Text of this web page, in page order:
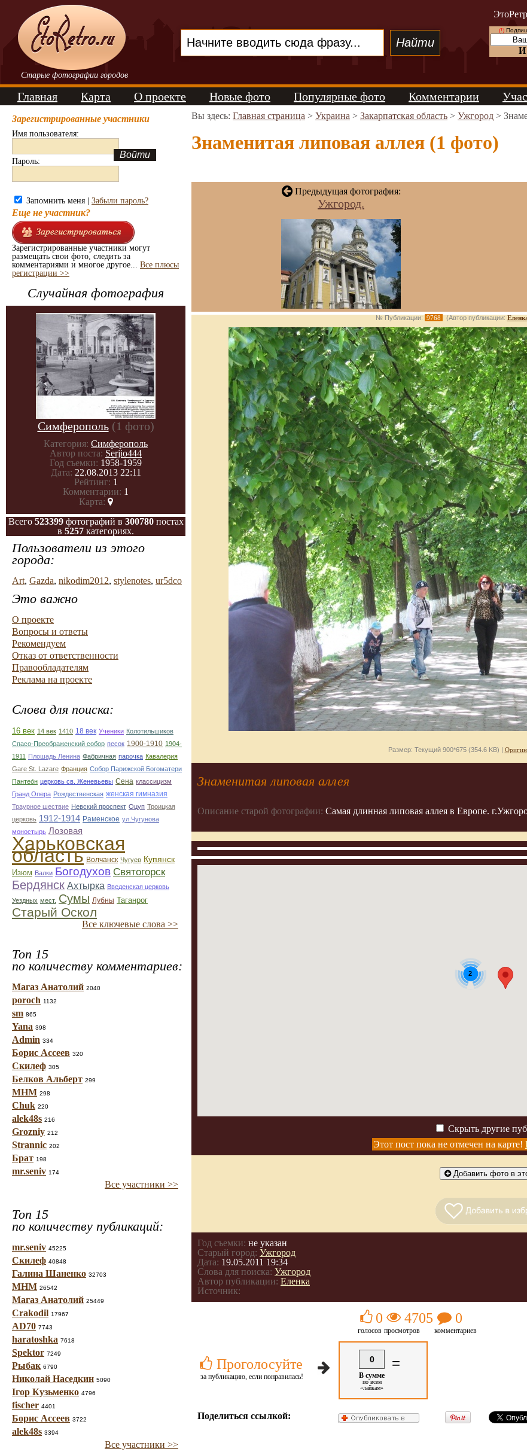
Старые фотографии городов
(!)
И
Главная Карта О проекте Новые фото Популярные фото Комментарии
Зарегистрированные участники
Имя пользователя:
Пароль:
Запомнить меня | Забыли пароль?
Еще не участник?
Зарегистрированные участники могут
размещать свои фото, следить за
комментариями и многое другое... Все плюсы
регистрации >>
Случайная фотография
Симферополь (1 фото)
Категория: Симферополь
Автор поста: Serjio444
Год съемки: 1958-1959
Дата: 22.08.2013 22:11
Рейтинг: 1
Комментарии: 1
Карта:
Всего 523399фотографий в 300780постах
в 5257 категориях.
Пользователи из этого
города:
Art, Gazda, nikodim2012, stylenotes, ur5dco
Это важно
О проекте
Вопросы и ответы
Рекомендуем
Отказ от ответственности
Правообладателям
Реклама на проекте
Слова для поиска:
16 век 14 век 1410 18 век Ученики Колотильшиков
Спасо-Преображенский собор песок 1900-1910 1904-
1911 Плошадь Ленина Фабричная парочка Кавалерия
Gare St. Lazare Франция Собор Парижской Богоматери
Пантео́н церковь св. Женевьевы Сена классицизм
Гранд Опера Рождественская женская гимназия
Траурное шествие Невский проспект Оцуп Троицкая
церковь 1912-1914 Раменское ул.Чугунова
моностырь Лозовая
Харьковская
область Волчанск Чугуев Купянск
Изюм Валки Богодухов Святогорск
Бердянск Ахтырка Введенская церковь
Уездных мест. Сумы Лубны Таганрог
Старый Оскол
Все ключевые слова >>
Топ 15
по количеству комментариев:
Магаз Анатолий 2040
poroch 1132
sm 865
Yana 398
Admin 334
Борис Ассеев 320
Скилеф 305
Белков Альберт 299
МНМ 298
Chuk 220
alek48s 216
Grozniy 212
Strannic 202
Брат 198
mr.seniv 174
Все участники >>
Топ 15
по количеству публикаций:
mr.seniv 45225
Скилеф 40848
Галина Шаненко 32703
МНМ 26542
Магаз Анатолий 25449
Crakodil 17967
AD70 7743
haratoshka 7618
Spektor 7249
Рыбак 6790
Николай Наседкин 5090
Ігор Кузьменко 4796
fischer 4401
Борис Ассеев 3722
alek48s 3394
Все участники >>
Вы здесь: Главная страница > Украина > Закарпатская область > Ужгород >
Знаменитая липовая аллея (1 фото)
Предыдущая фотография:
Ужгород.
№ Публикации: 9768 (Автор публикации:
Размер: Текущий 900*675 (354.6 KB) |
Знаменитая липовая аллея
Описание старой фотографии: Самая длинная липовая аллея в Европе.
2
Скрыть другие
Этот пост пока не отмечен на карте!
Добавить фото в
Год съемки: не указан
Старый город: Ужгород
Дата: 19.05.2011 19:34
Слова для поиска: Ужгород
Автор публикации: Еленка
Источник:
Проголосуйте
за публикацию, если понравилась!
0
голосов
4705
просмотров
0
комментариев
0
В сумме
по всем
«лайкам»
=
Поделиться ссылкой: